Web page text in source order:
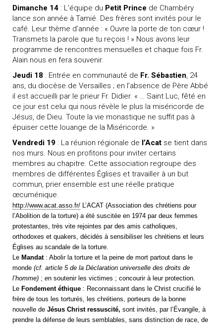
Dimanche 14 : L’équipe du Petit Prince de Chambéry
lance son année à Tamié. Des frères sont invités pour le
café. Leur thème d’année : « Ouvre la porte de ton cœur !
Transmets la parole que tu reçois ! » Nous avons leur
programme de rencontres mensuelles et chaque fois Fr.
Alain nous en fera souvenir.
Jeudi 18 : Entrée en communauté de Fr. Sébastien, 24
ans, du diocèse de Versailles ; en l’absence de Père Abbé
il est accueilli par le prieur Fr. Didier. « … Saint Luc, fêté en
ce jour est celui qui nous révèle le plus la miséricorde de
Jésus, de Dieu. Toute la vie monastique ne suffit pas à
épuiser cette louange de la Miséricorde. »
Vendredi 19 : La réunion régionale de l’Acat se tient dans
nos murs. Nous en profitons pour inviter certains
membres au chapitre. Cette association regroupe des
membres de différentes Églises et travailler à un but
commun, prier ensemble est une réelle pratique
œcuménique.
http://www.acat.asso.fr/ L’ACAT (Association des chrétiens pour
l’Abolition de la torture) a été suscitée en 1974 par deux femmes
protestantes, très vite rejointes par des amis catholiques,
orthodoxes et quakers, décidés à sensibiliser les chrétiens et leurs
Églises au scandale de la torture.
Le Mandat: Abolir la torture et la peine de mort partout dans le
monde (cf. article 5 de la Déclaration universelle des droits de
l’homme) ; en soutenir les victimes ; concourir à leur protection.
Le Fondement éthique : Reconnaissant dans le Christ crucifié le
frère de tous les torturés, les chrétiens, porteurs de la bonne
nouvelle de Jésus Christ ressuscité, sont invités, par l’Évangile, à
prendre la défense de leurs semblables, sans distinction de race, de